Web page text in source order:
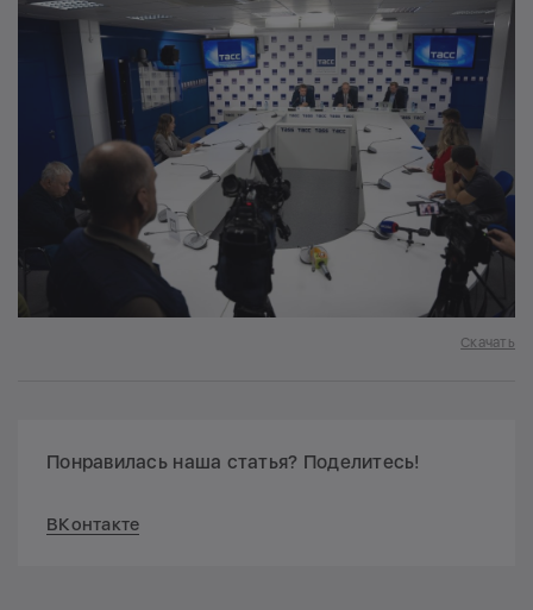
Скачать
Понравилась наша статья? Поделитесь!
ВКонтакте